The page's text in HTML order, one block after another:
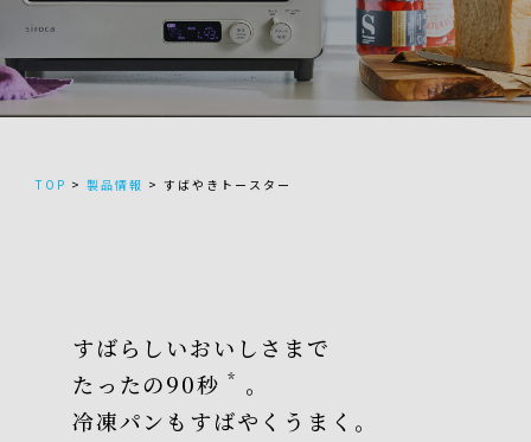
TOP > 製品情報 > すばやきトースター
すばらしいおいしさまで
たったの90秒* 。
冷凍パンもすばやくうまく。